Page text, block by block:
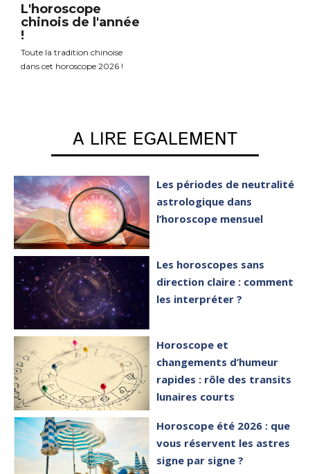
L'horoscope
chinois de l'année
!
Toute la tradition chinoise
dans cet horoscope 2026 !
A LIRE EGALEMENT
Les périodes de neutralité
astrologique dans
l’horoscope mensuel
Les horoscopes sans
direction claire : comment
les interpréter ?
Horoscope et
changements d’humeur
rapides : rôle des transits
lunaires courts
Horoscope été 2026 : que
vous réservent les astres
signe par signe ?